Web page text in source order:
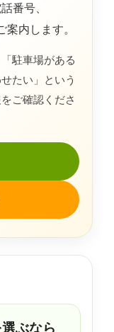
番号、
内します。
駐車場がある
たい」という
ご確認くださ
ぶなら